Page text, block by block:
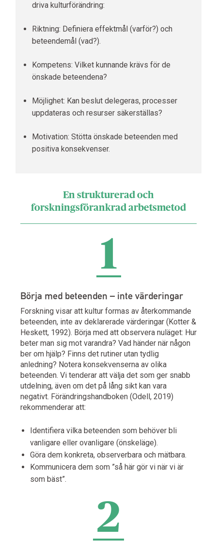
driva kulturförändring:
Riktning: Definiera effektmål (varför?) och
beteendemål (vad?).
Kompetens: Vilket kunnande krävs för de
önskade beteendena?
Möjlighet: Kan beslut delegeras, processer
uppdateras och resurser säkerställas?
Motivation: Stötta önskade beteenden med
positiva konsekvenser.
En strukturerad och
forskningsförankrad arbetsmetod
1
Börja med beteenden – inte värderingar
Forskning visar att kultur formas av återkommande
beteenden, inte av deklarerade värderingar (Kotter &
Heskett, 1992). Börja med att observera nuläget: Hur
beter man sig mot varandra? Vad händer när någon
ber om hjälp? Finns det rutiner utan tydlig
anledning? Notera konsekvenserna av olika
beteenden. Vi tenderar att välja det som ger snabb
utdelning, även om det på lång sikt kan vara
negativt. Förändringshandboken (Odell, 2019)
rekommenderar att:
Identifiera vilka beteenden som behöver bli
vanligare eller ovanligare (önskeläge).
Göra dem konkreta, observerbara och mätbara.
Kommunicera dem som ”så här gör vi när vi är
som bäst”.
2